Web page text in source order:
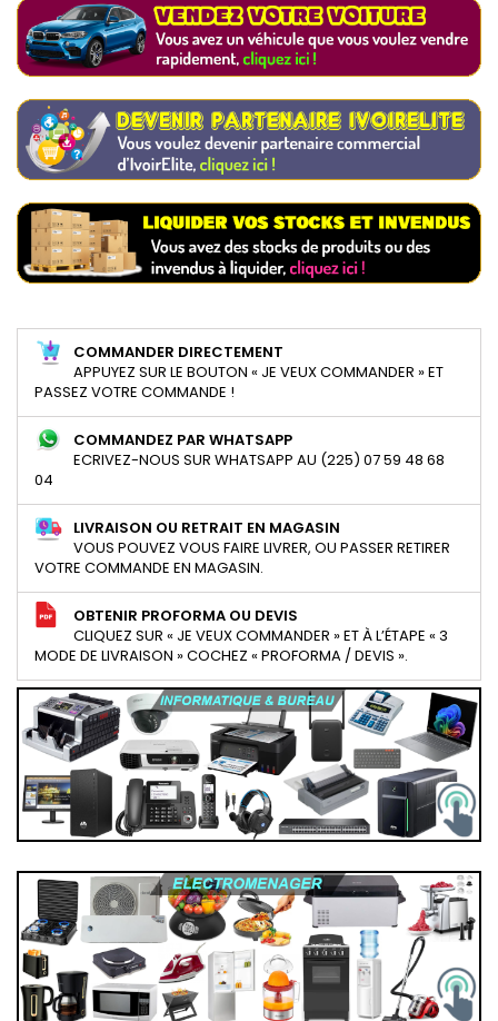
COMMANDER DIRECTEMENT
APPUYEZ SUR LE BOUTON « JE VEUX COMMANDER » ET
PASSEZ VOTRE COMMANDE !
COMMANDEZ PAR WHATSAPP
ECRIVEZ-NOUS SUR WHATSAPP AU (225) 07 59 48 68
04
LIVRAISON OU RETRAIT EN MAGASIN
VOUS POUVEZ VOUS FAIRE LIVRER, OU PASSER RETIRER
VOTRE COMMANDE EN MAGASIN.
OBTENIR PROFORMA OU DEVIS
CLIQUEZ SUR « JE VEUX COMMANDER » ET À L’ÉTAPE « 3
MODE DE LIVRAISON » COCHEZ « PROFORMA / DEVIS ».